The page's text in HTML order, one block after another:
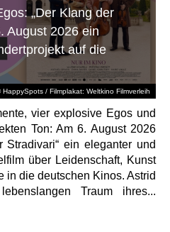
HappySpots / Filmplakat: Weltkino Filmverleih
„Der Klang der
August 2026 ein
auf die
vier explosive Egos und
Ton: Am 6. August 2026
Stradivari“ ein eleganter und
über Leidenschaft, Kunst
in die deutschen Kinos. Astrid
Traum ihres...